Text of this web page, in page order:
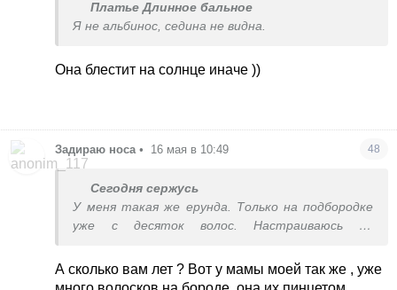
Платье Длинное бальное
Я не альбинос, седина не видна.
Она блестит на солнце иначе ))
Задираю носа • 16 мая в 10:49 48
Сегодня сержусь
У меня такая же ерунда. Только на подбородке
уже с десяток волос. Настраиваюсь на
превращения в йети 😹
А сколько вам лет ? Вот у мамы моей так же , уже